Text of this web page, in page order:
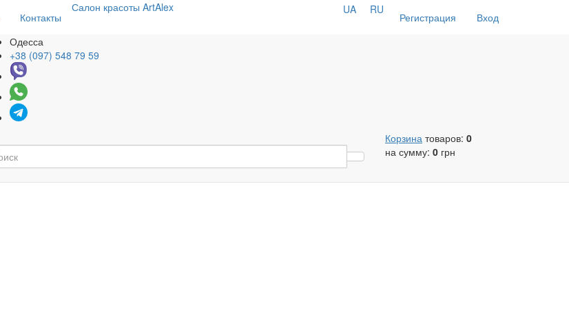
Контакты
Салон красоты ArtAlex
Регистрация Вход
UA RU
Одесса
+38 (097) 548 79 59
Корзина товаров: 0
на сумму: 0 грн